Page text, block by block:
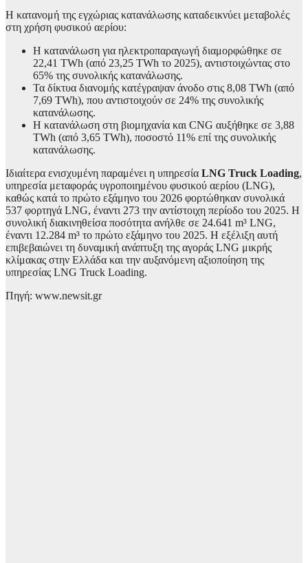
Η κατανομή της εγχώριας κατανάλωσης καταδεικνύει μεταβολές
στη χρήση φυσικού αερίου:
Η κατανάλωση για ηλεκτροπαραγωγή διαμορφώθηκε σε
22,41 TWh (από 23,25 TWh το 2025), αντιστοιχώντας στο
65% της συνολικής κατανάλωσης.
Τα δίκτυα διανομής κατέγραψαν άνοδο στις 8,08 TWh (από
7,69 TWh), που αντιστοιχούν σε 24% της συνολικής
κατανάλωσης.
Η κατανάλωση στη βιομηχανία και CNG αυξήθηκε σε 3,88
TWh (από 3,65 TWh), ποσοστό 11% επί της συνολικής
κατανάλωσης.
Ιδιαίτερα ενισχυμένη παραμένει η υπηρεσία LNG Truck Loading,
υπηρεσία μεταφοράς υγροποιημένου φυσικού αερίου (LNG),
καθώς κατά το πρώτο εξάμηνο του 2026 φορτώθηκαν συνολικά
537 φορτηγά LNG, έναντι 273 την αντίστοιχη περίοδο του 2025. Η
συνολική διακινηθείσα ποσότητα ανήλθε σε 24.641 m³ LNG,
έναντι 12.284 m³ το πρώτο εξάμηνο του 2025. Η εξέλιξη αυτή
επιβεβαιώνει τη δυναμική ανάπτυξη της αγοράς LNG μικρής
κλίμακας στην Ελλάδα και την αυξανόμενη αξιοποίηση της
υπηρεσίας LNG Truck Loading.
Πηγή: www.newsit.gr